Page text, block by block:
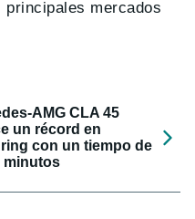
principales mercados
AMG CLA 45
un récord en
con un tiempo de
minutos